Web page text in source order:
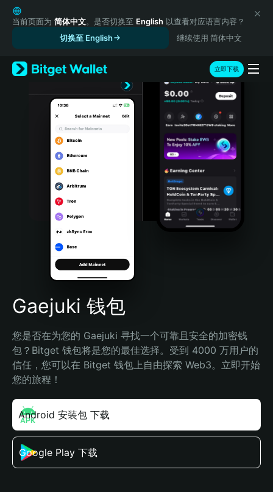
English
日本語
Русский
Español (Latinoamérica)
Türkçe
Português (Portugal)
Bahasa Indonesia
Português (Brasil)
Español (Argentina)
当前页面为 简体中文。是否切换至 English 以查看对应语言内容？
切换至 English
继续使用 简体中文
立即下载
Gaejuki 钱包
您是否在为您的 Gaejuki 寻找一个可靠且安全的加密钱
包？Bitget 钱包将是您的最佳选择。受到 4000 万用户的
信任，您可以在 Bitget 钱包上自由探索 Web3。立即开始
您的旅程！
Android 安装包 下载
Google Play 下载